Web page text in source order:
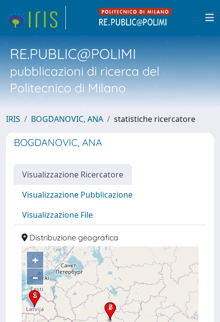
RE.PUBLIC@POLIMI
pubblicazioni di ricerca del
Politecnico di Milano
IRIS BOGDANOVIC, ANA statistiche ricercatore
BOGDANOVIC, ANA
Visualizzazione Ricercatore
Visualizzazione Pubblicazione
Visualizzazione File
Distribuzione geografica
+
–